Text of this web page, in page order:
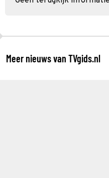
Meer nieuws van TVgids.nl